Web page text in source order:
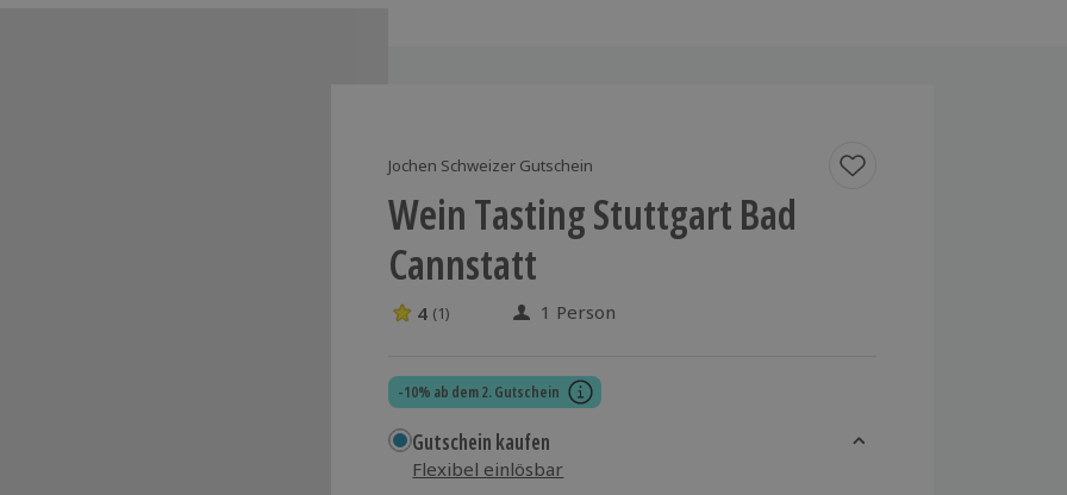
Jochen Schweizer Gutschein
Wein Tasting Stuttgart Bad
Cannstatt
4 Sterne von 5 aus 1 Bewertungen
4 (1) 1 Person
-10% ab dem 2. Gutschein
Gutschein kaufen
Flexibel einlösbar